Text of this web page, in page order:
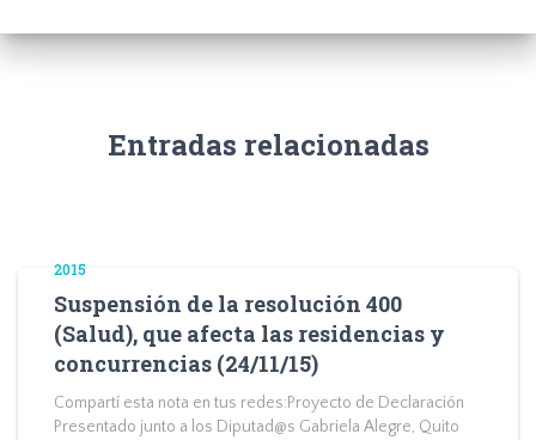
Entradas relacionadas
2015
Suspensión de la resolución 400
(Salud), que afecta las residencias y
concurrencias (24/11/15)
Compartí esta nota en tus redes:Proyecto de Declaración
Presentado junto a los Diputad@s Gabriela Alegre, Quito